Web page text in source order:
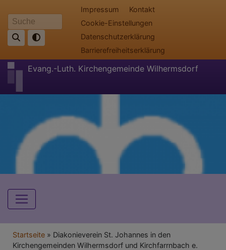
zum
Inhalt
Suche
Fußbereichsmenü
Impressum
Kontakt
Cookie-Einstellungen
Datenschutzerklärung
Barrierefreiheitserklärung
Evang.-Luth. Kirchengemeinde Wilhermsdorf
Hauptnavigation
Breadcrumb
Startseite
Diakonieverein St. Johannes in den
Kirchengemeinden Wilhermsdorf und Kirchfarrnbach e.